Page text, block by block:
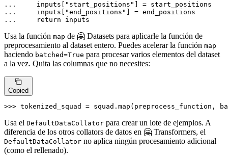
...
    inputs[
"start_positions"
...
    inputs[
"end_positions"
...
return inputs
Usa la función map de 🤗 Datasets para aplicarle la función de
preprocesamiento al dataset entero. Puedes acelerar la función map
haciendo batched=True para procesar varios elementos del dataset
a la vez. Quita las columnas que no necesites:
Copied
>>> tokenized_squad = squad. map (preprocess_function,
Usa el DefaultDataCollator para crear un lote de ejemplos. A
diferencia de los otros collators de datos en 🤗 Transformers, el
DefaultDataCollator no aplica ningún procesamiento adicional
(como el rellenado).